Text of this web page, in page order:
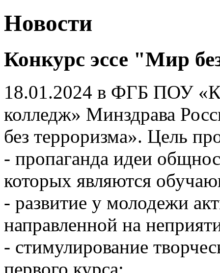
Новости
Конкурс эссе "Мир
18.01.2024 в ФГБ ПОУ
колледж» Минздрава
без терроризма». Цель
- пропаганда идеи
которых являются
- развитие у молодежи
направленной на
- стимулирование
первого курса;